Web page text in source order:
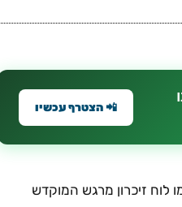
📲 הצטרף עכשיו
לוח זיכרון מרגש המוקדש